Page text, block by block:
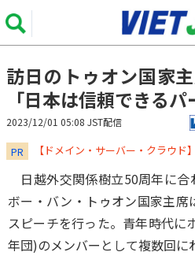
訪日のトゥオン国家
「日本は信頼できるパ
2023/12/01 05:08 JST配信
PR 【ドメイン・サーバー・クラウド
日越外交関係樹立50周年に合
ボー・バン・トゥオン国家主
スピーチを行った。青年時代に
年団)のメンバーとして複数回に